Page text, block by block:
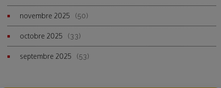
novembre 2025 (50)
octobre 2025 (33)
septembre 2025 (53)